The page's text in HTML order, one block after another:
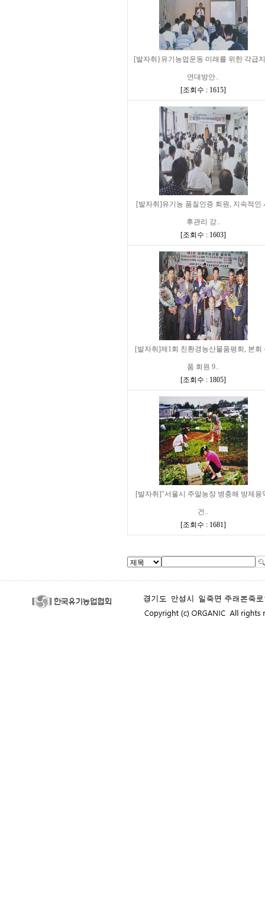
[발자취}유기농업운동 미래를 위한 각급
연대방안..
[조회수 : 1615]
[발자취]유기농 품질인증 회원, 지속적인
후관리 강..
[조회수 : 1603]
[발자취]제1회 친환경농산물품평회, 본회
품 회원 9..
[조회수 : 1805]
[발자취]"서울시 주말농장 병충해 방제용
건..
[조회수 : 1681]